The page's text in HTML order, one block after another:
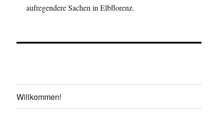
aufregendere Sachen in Elbflorenz.
Willkommen!